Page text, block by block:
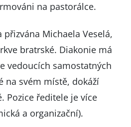
na pastorálce.
přizvána Michaela Veselá,
bratrské. Diakonie má
vedoucích samostatných
na svém místě, dokáží
Pozice ředitele je více
a organizační).